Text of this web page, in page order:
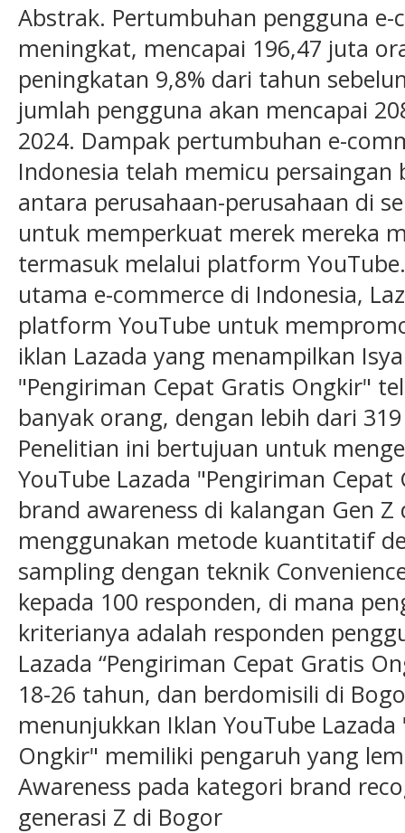
Abstrak. Pertumbuhan pengguna
meningkat, mencapai 196,47 juta
peningkatan 9,8% dari tahun
jumlah pengguna akan mencapai
2024. Dampak pertumbuhan e-
Indonesia telah memicu
antara perusahaan-perusahaan di
untuk memperkuat merek mereka
termasuk melalui platform
utama e-commerce di Indonesia,
platform YouTube untuk
iklan Lazada yang menampilkan
"Pengiriman Cepat Gratis Ongkir"
banyak orang, dengan lebih dari
Penelitian ini bertujuan untuk
YouTube Lazada "Pengiriman
brand awareness di kalangan Gen
menggunakan metode kuantitatif
sampling dengan teknik
kepada 100 responden, di mana
kriterianya adalah responden
Lazada “Pengiriman Cepat Gratis
18-26 tahun, dan berdomisili di
menunjukkan Iklan YouTube
Ongkir" memiliki pengaruh yang
Awareness pada kategori brand
generasi Z di Bogor